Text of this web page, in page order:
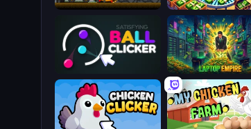
Money Factory: Tycoon Idle Game
Mystery Digger
Laptop
Satisfying Ball Clicker